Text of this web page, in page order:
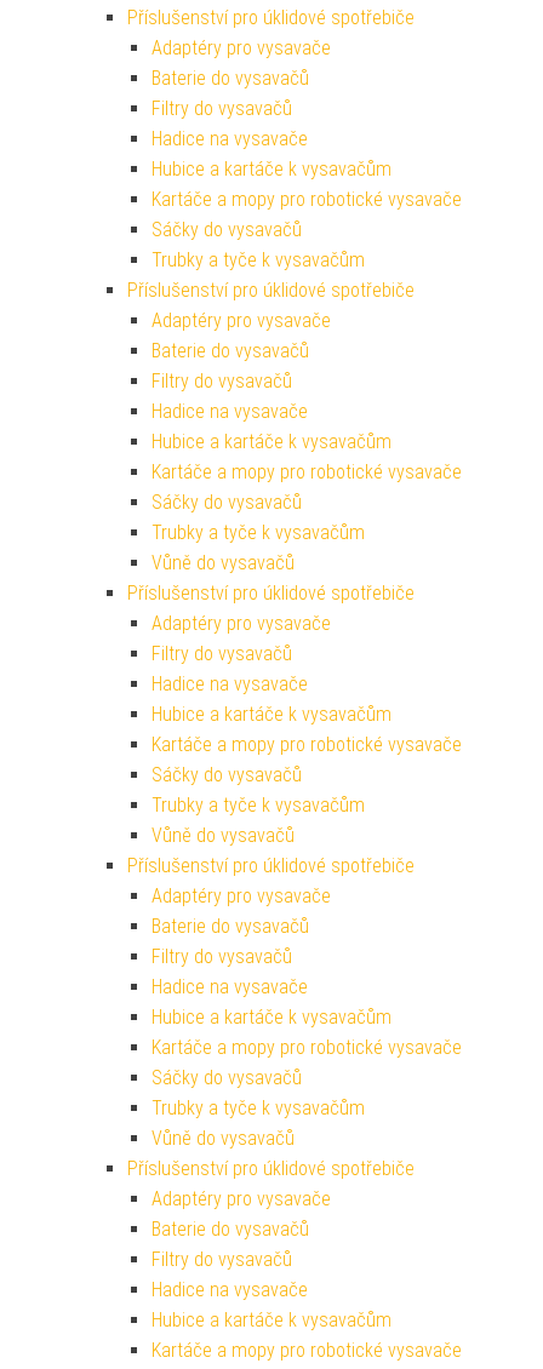
Příslušenství pro úklidové spotřebiče
Adaptéry pro vysavače
Baterie do vysavačů
Filtry do vysavačů
Hadice na vysavače
Hubice a kartáče k vysavačům
Kartáče a mopy pro robotické vysavače
Sáčky do vysavačů
Trubky a tyče k vysavačům
Příslušenství pro úklidové spotřebiče
Adaptéry pro vysavače
Baterie do vysavačů
Filtry do vysavačů
Hadice na vysavače
Hubice a kartáče k vysavačům
Kartáče a mopy pro robotické vysavače
Sáčky do vysavačů
Trubky a tyče k vysavačům
Vůně do vysavačů
Příslušenství pro úklidové spotřebiče
Adaptéry pro vysavače
Filtry do vysavačů
Hadice na vysavače
Hubice a kartáče k vysavačům
Kartáče a mopy pro robotické vysavače
Sáčky do vysavačů
Trubky a tyče k vysavačům
Vůně do vysavačů
Příslušenství pro úklidové spotřebiče
Adaptéry pro vysavače
Baterie do vysavačů
Filtry do vysavačů
Hadice na vysavače
Hubice a kartáče k vysavačům
Kartáče a mopy pro robotické vysavače
Sáčky do vysavačů
Trubky a tyče k vysavačům
Vůně do vysavačů
Příslušenství pro úklidové spotřebiče
Adaptéry pro vysavače
Baterie do vysavačů
Filtry do vysavačů
Hadice na vysavače
Hubice a kartáče k vysavačům
Kartáče a mopy pro robotické vysavače